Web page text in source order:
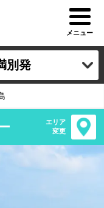
メニュー
別発
エリア
変更